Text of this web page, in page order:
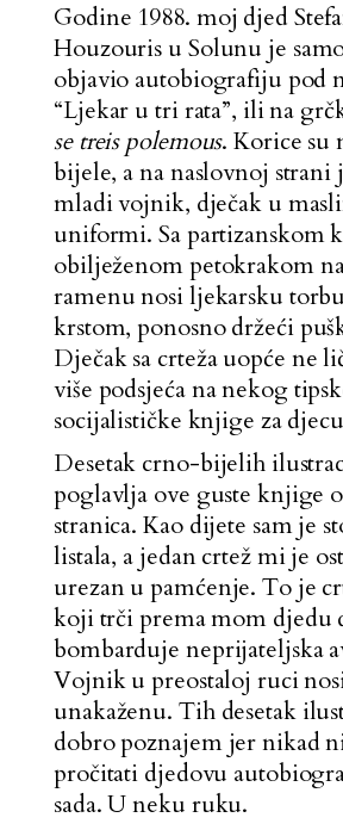
Godine 1988. moj djed
Houzouris u Solunu je
objavio autobiografiju pod
“Ljekar u tri rata”, ili na
se treis polemous. Korice su
bijele, a na naslovnoj strani
mladi vojnik, dječak u
uniformi. Sa partizanskom
obilježenom petokrakom
ramenu nosi ljekarsku
krstom, ponosno držeći
Dječak sa crteža uopće ne
više podsjeća na nekog
socijalističke knjige za
Desetak crno-bijelih
poglavlja ove guste knjige
stranica. Kao dijete sam je
listala, a jedan crtež mi je
urezan u pamćenje. To je
koji trči prema mom djedu
bombarduje neprijateljska
Vojnik u preostaloj ruci
unakaženu. Tih desetak
dobro poznajem jer nikad
pročitati djedovu
sada. U neku ruku.